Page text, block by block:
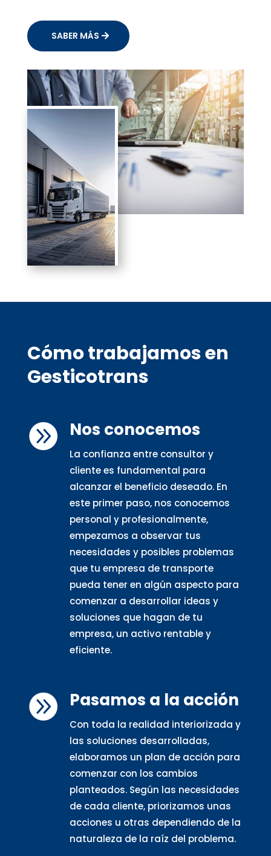
SABER MÁS
Cómo trabajamos en
Gesticotrans
 Nos conocemos
La confianza entre consultor y
cliente es fundamental para
alcanzar el beneficio deseado. En
este primer paso, nos conocemos
personal y profesionalmente,
empezamos a observar tus
necesidades y posibles problemas
que tu empresa de transporte
pueda tener en algún aspecto para
comenzar a desarrollar ideas y
soluciones que hagan de tu
empresa, un activo rentable y
eficiente.
 Pasamos a la acción
Con toda la realidad interiorizada y
las soluciones desarrolladas,
elaboramos un plan de acción para
comenzar con los cambios
planteados. Según las necesidades
de cada cliente, priorizamos unas
acciones u otras dependiendo de la
naturaleza de la raíz del problema.